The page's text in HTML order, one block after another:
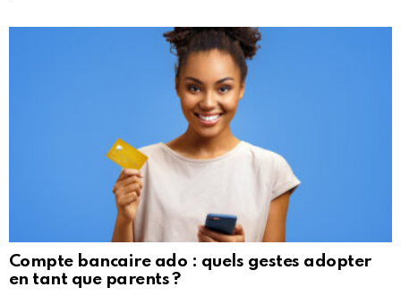
Compte bancaire ado : quels gestes adopter
en tant que parents ?